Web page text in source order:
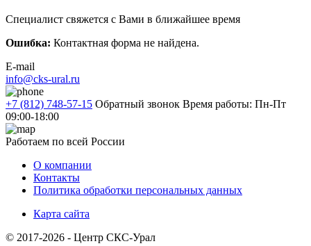
Специалист свяжется с Вами в ближайшее время
Ошибка: Контактная форма не найдена.
E-mail
info@cks-ural.ru
+7 (812) 748-57-15 Обратный звонок Время работы: Пн-Пт
09:00-18:00
Работаем по всей России
О компании
Контакты
Политика обработки персональных данных
Карта сайта
© 2017-2026 - Центр СКС-Урал